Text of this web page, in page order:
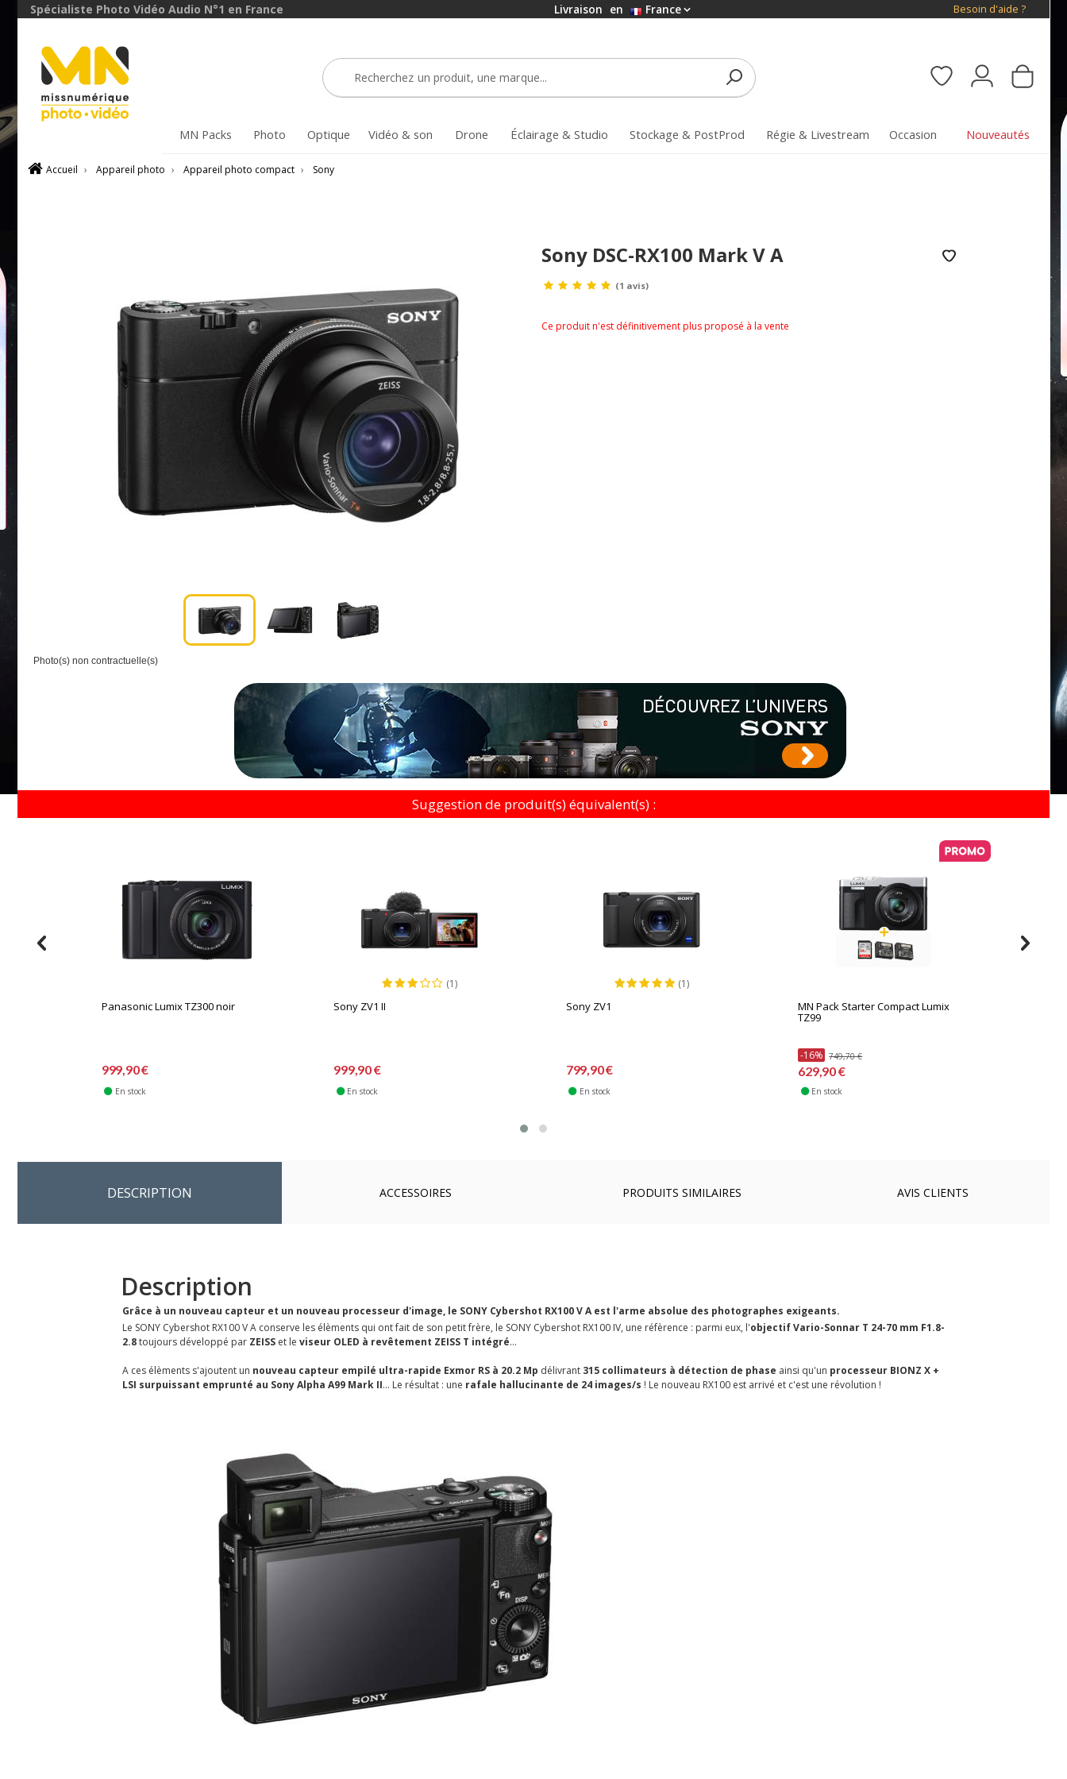
Spécialiste Photo Vidéo Audio N°1 en France Livraison en France Besoin d'aide ?
MN Packs Photo Optique Vidéo & son Drone Éclairage & Studio Stockage & PostProd Régie & Livestream Occasion Nouveautés
Accueil › Appareil photo › Appareil photo compact › Sony
Photo(s) non contractuelle(s)
Sony DSC-RX100 Mark V A
(1 avis)
Ce produit n'est définitivement plus proposé à la vente
Suggestion de produit(s) équivalent(s) :
Panasonic Lumix TZ300 noir
999,90 €
En stock
(1)
Sony ZV1 II
999,90 €
En stock
(1)
Sony ZV1
799,90 €
En stock
MN Pack Starter Compact Lumix
TZ99
-16% 749,70 €
629,90 €
En stock
DESCRIPTION ACCESSOIRES PRODUITS SIMILAIRES AVIS CLIENTS
Description
Grâce à un nouveau capteur et un nouveau processeur d'image, le SONY Cybershot RX100 V A est l'arme absolue des photographes exigeants.
Le SONY Cybershot RX100 V A conserve les élèments qui ont fait de son petit frère, le SONY Cybershot RX100 IV, une réfèrence : parmi eux, l'objectif Vario-Sonnar T 24-70 mm F1.8-
2.8toujours développé par ZEISS et le viseur OLED à revêtement ZEISS T intégré...
A ces élèments s'ajoutent un nouveau capteur empilé ultra-rapide Exmor RS à 20.2 Mp délivrant 315 collimateurs à détection de phase ainsi qu'un processeur BIONZ X +
LSI surpuissant emprunté au Sony Alpha A99 Mark II... Le résultat : une rafale hallucinante de 24 images/s ! Le nouveau RX100 est arrivé et c'est une révolution !